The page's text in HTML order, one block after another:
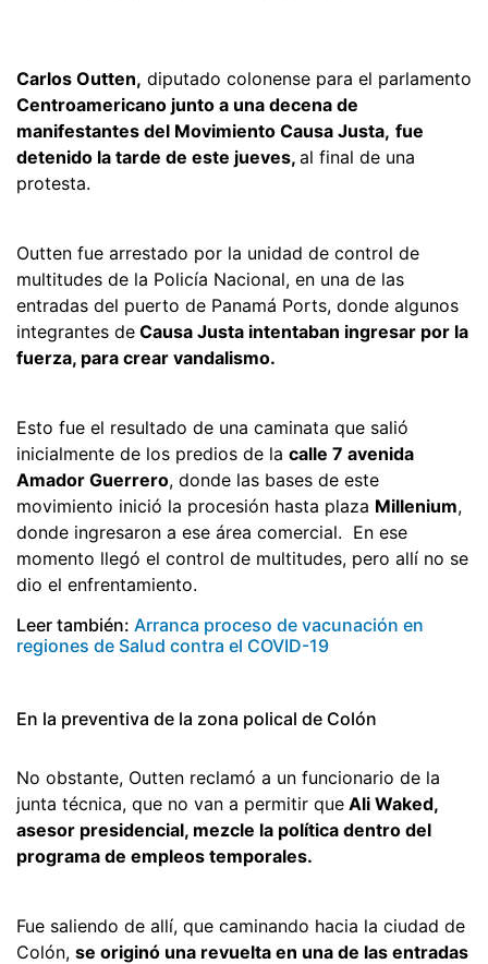
Carlos Outten, diputado colonense para el parlamento
Centroamericano junto a una decena de
manifestantes del Movimiento Causa Justa, fue
detenido la tarde de este jueves, al final de una
protesta.
Outten fue arrestado por la unidad de control de
multitudes de la Policía Nacional, en una de las
entradas del puerto de Panamá Ports, donde algunos
integrantes de Causa Justa intentaban ingresar por la
fuerza, para crear vandalismo.
Esto fue el resultado de una caminata que salió
inicialmente de los predios de la calle 7 avenida
Amador Guerrero, donde las bases de este
movimiento inició la procesión hasta plaza Millenium,
donde ingresaron a ese área comercial. En ese
momento llegó el control de multitudes, pero allí no se
dio el enfrentamiento.
Leer también: Arranca proceso de vacunación en
regiones de Salud contra el COVID-19
En la preventiva de la zona polical de Colón
No obstante, Outten reclamó a un funcionario de la
junta técnica, que no van a permitir que Ali Waked,
asesor presidencial, mezcle la política dentro del
programa de empleos temporales.
Fue saliendo de allí, que caminando hacia la ciudad de
Colón, se originó una revuelta en una de las entradas